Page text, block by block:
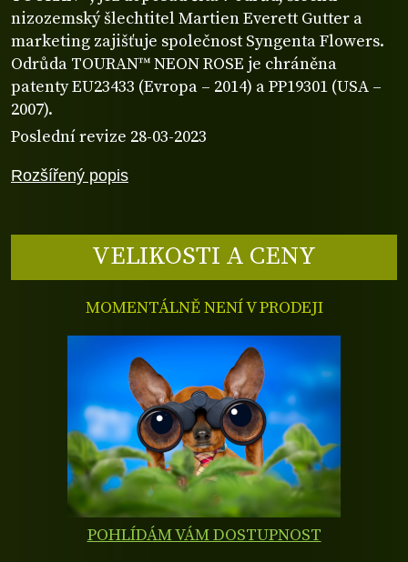
Rozšířený popis
nizozemský šlechtitel Martien Everett Gutter a
marketing zajišťuje společnost Syngenta Flowers.
Odrůda TOURAN™ NEON ROSE je chráněna
patenty EU23433 (Evropa – 2014) a PP19301 (USA –
2007).
Poslední revize 28-03-2023
VELIKOSTI A CENY
MOMENTÁLNĚ NENÍ V PRODEJI
POHLÍDÁM VÁM DOSTUPNOST